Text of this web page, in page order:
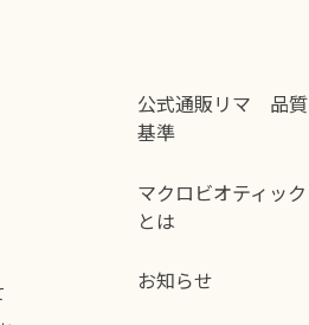
公式通販リマ 品質
基準
マクロビオティック
とは
お知らせ